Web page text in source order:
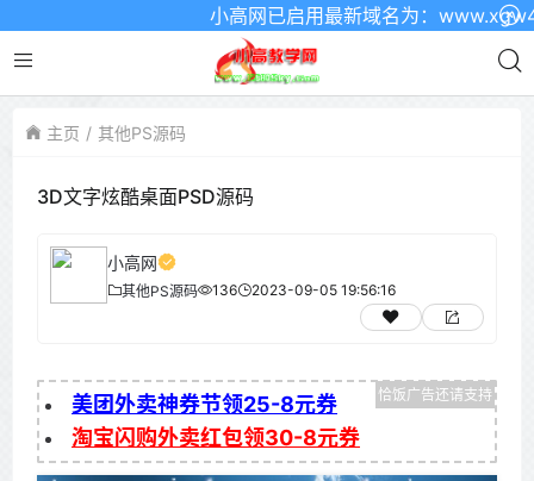
小高网已启用最新域名为：
主页 其他PS源码
3D文字炫酷桌面PSD源码
小高网
其他PS源码 136 2023-09-05 19:56:16
美团外卖神券节领25-8元券
淘宝闪购外卖红包领30-8元券